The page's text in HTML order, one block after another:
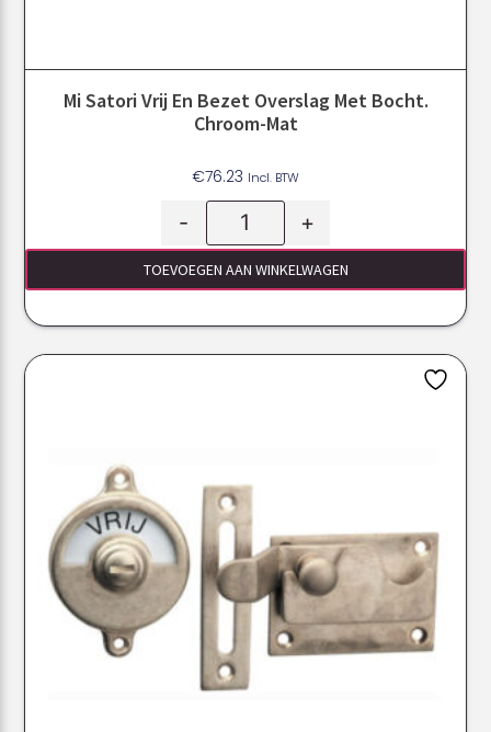
Mi Satori Vrij En Bezet Overslag Met Bocht.
Chroom-Mat
€76.23 Incl. BTW
- +
TOEVOEGEN AAN WINKELWAGEN